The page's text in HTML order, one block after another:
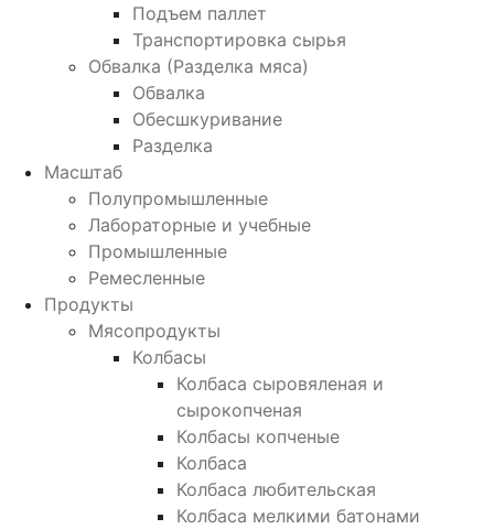
Подъем паллет
Транспортировка сырья
Обвалка (Разделка мяса)
Обвалка
Обесшкуривание
Разделка
Масштаб
Полупромышленные
Лабораторные и учебные
Промышленные
Ремесленные
Продукты
Мясопродукты
Колбасы
Колбаса сыровяленая и
сырокопченая
Колбасы копченые
Колбаса
Колбаса любительская
Колбаса мелкими батонами